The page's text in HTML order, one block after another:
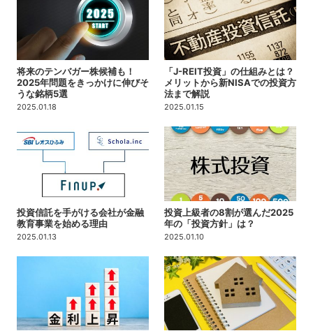
将来のテンバガー株候補も！
2025年問題をきっかけに伸びそ
うな銘柄5選
2025.01.18
「J-REIT投資」の仕組みとは？
メリットから新NISAでの投資方
法まで解説
2025.01.15
投資信託を手がける会社が金融
教育事業を始める理由
2025.01.13
投資上級者の8割が選んだ2025
年の「投資方針」は？
2025.01.10